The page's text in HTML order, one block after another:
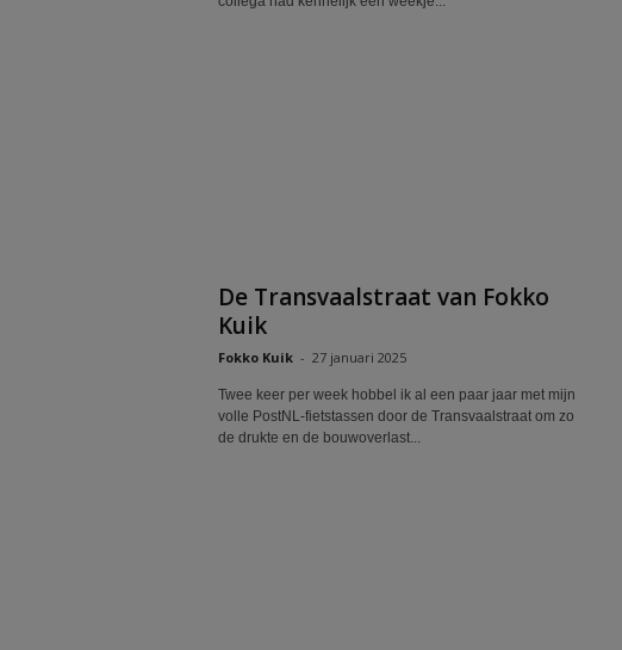
De Transvaalstraat van Fokko
Kuik
Fokko Kuik - 27 januari 2025
Twee keer per week hobbel ik al een paar jaar met mijn
volle PostNL-fietstassen door de Transvaalstraat om zo
de drukte en de bouwoverlast...